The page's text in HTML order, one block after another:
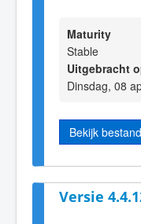
Maturity
Stable
Uitgebracht
Dinsdag, 08
Bekijk
Versie